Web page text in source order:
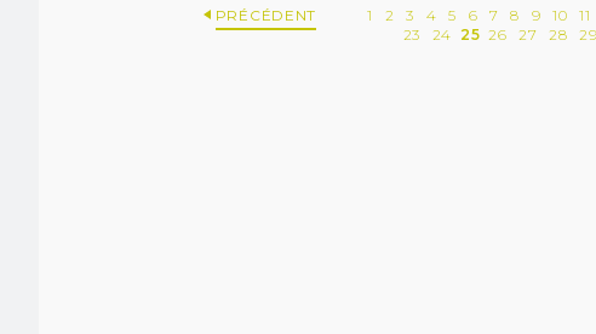
PRÉCÉDENT 1 2 3 4 5 6 7 8 9 10 11
23
24 25 26 27 28 29